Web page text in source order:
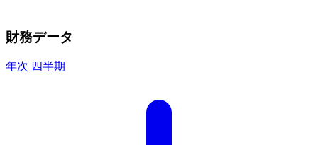
財務データ
年次 四半期